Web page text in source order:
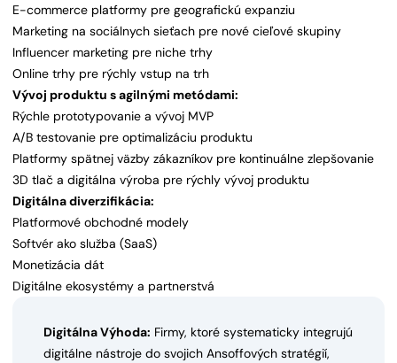
E-commerce platformy pre geografickú expanziu
Marketing na sociálnych sieťach pre nové cieľové skupiny
Influencer marketing pre niche trhy
Online trhy pre rýchly vstup na trh
Vývoj produktu s agilnými metódami:
Rýchle prototypovanie a vývoj MVP
A/B testovanie pre optimalizáciu produktu
Platformy spätnej väzby zákazníkov pre kontinuálne zlepšovanie
3D tlač a digitálna výroba pre rýchly vývoj produktu
Digitálna diverzifikácia:
Platformové obchodné modely
Softvér ako služba (SaaS)
Monetizácia dát
Digitálne ekosystémy a partnerstvá
Digitálna Výhoda: Firmy, ktoré systematicky integrujú
digitálne nástroje do svojich Ansoffových stratégií,